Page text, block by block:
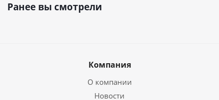
Ранее вы смотрели
Компания
О компании
Новости